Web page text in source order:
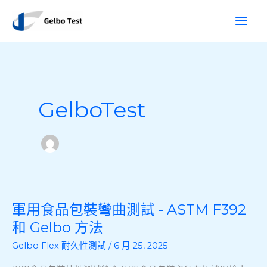
GelboTest
軍用食品包裝彎曲測試 - ASTM F392
和 Gelbo 方法
Gelbo Flex 耐久性測試 / 6 月 25, 2025
軍
用
食
品
包
尋